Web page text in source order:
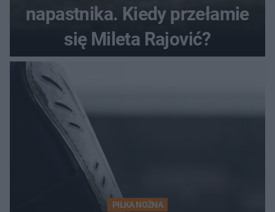
napastnika. Kiedy przełamie
się Mileta Rajović?
PIŁKA NOŻNA